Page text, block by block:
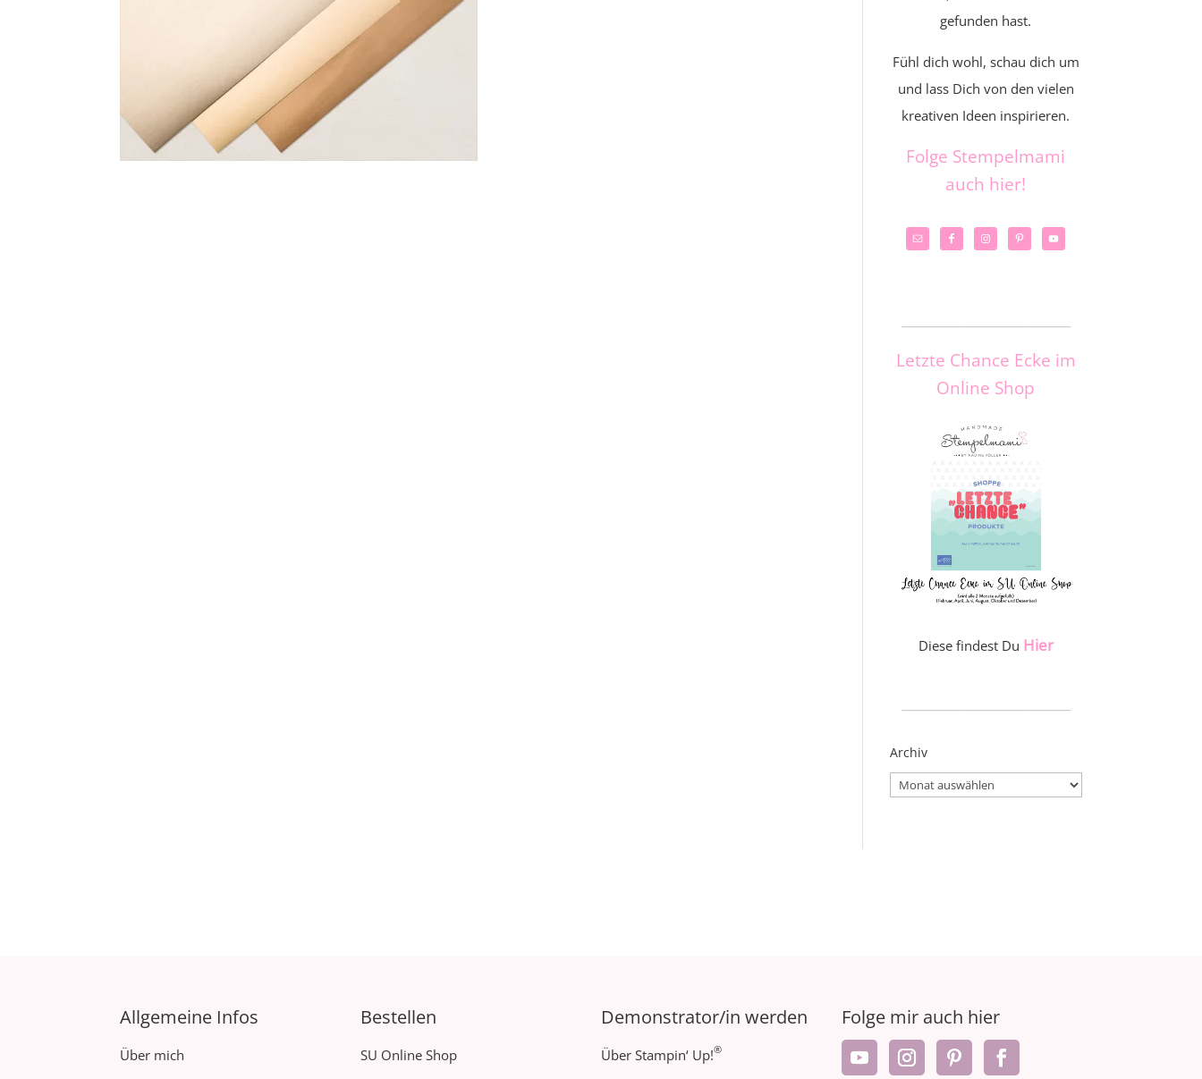
gefunden hast.
Fühl dich wohl, schau dich um
und lass Dich von den vielen
kreativen Ideen inspirieren.
Folge Stempelmami
auch hier!
Letzte Chance Ecke im
Online Shop
Diese findest Du Hier
Archiv
Archiv
Allgemeine Infos
Über mich
Bestellen
SU Online Shop
Demonstrator/in werden
Über Stampin‘ Up!®
Folge mir auch hier